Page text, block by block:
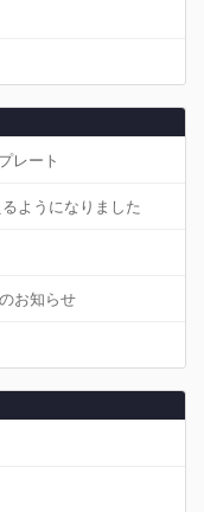
レート
ようになりました
お知らせ